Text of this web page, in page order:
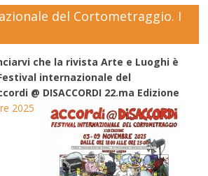
del Cortometraggio. I
che la rivista Arte e Luoghi è
internazionale del
@ DISACCORDI 22.ma Edizione
2025